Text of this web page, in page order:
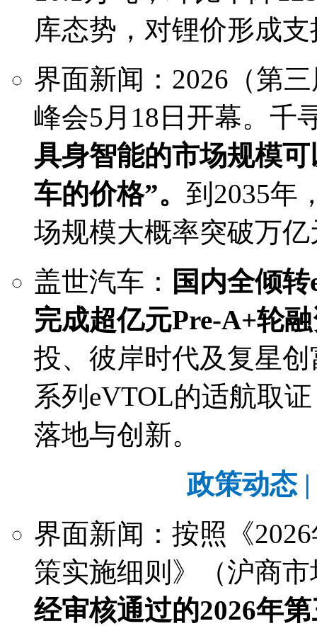
库态势，对锂价形成
界面新闻：2026（第
峰会5月18日开幕。千
具身智能的市场规模
车的价格”。 到2035年
场规模大概率突破万
盖世汽车： 国内全倾
完成超亿元Pre-A+轮
投、彼岸时代及复星
系列eVTOL的适航取
落地与创新。
政策动态
界面新闻：按照《
策实施细则》（沪商
经审核通过的2026年